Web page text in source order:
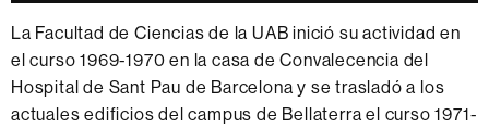
La Facultad de Ciencias de la UAB inició su actividad en
el curso 1969-1970 en la casa de Convalecencia del
Hospital de Sant Pau de Barcelona y se trasladó a los
actuales edificios del campus de Bellaterra el curso 1971-